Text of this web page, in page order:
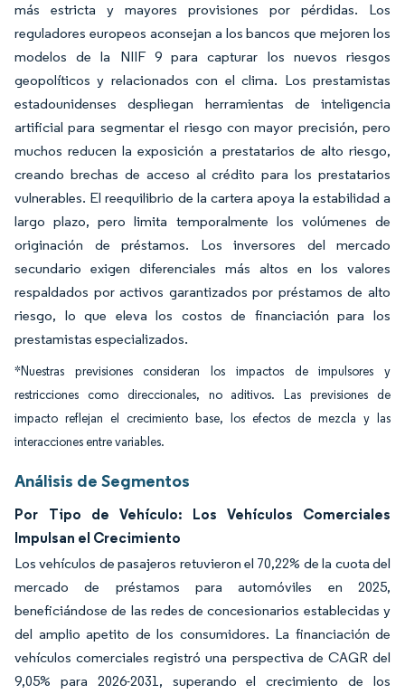
más estricta y mayores provisiones por pérdidas. Los
reguladores europeos aconsejan a los bancos que mejoren los
modelos de la NIIF 9 para capturar los nuevos riesgos
geopolíticos y relacionados con el clima. Los prestamistas
estadounidenses despliegan herramientas de inteligencia
artificial para segmentar el riesgo con mayor precisión, pero
muchos reducen la exposición a prestatarios de alto riesgo,
creando brechas de acceso al crédito para los prestatarios
vulnerables. El reequilibrio de la cartera apoya la estabilidad a
largo plazo, pero limita temporalmente los volúmenes de
originación de préstamos. Los inversores del mercado
secundario exigen diferenciales más altos en los valores
respaldados por activos garantizados por préstamos de alto
riesgo, lo que eleva los costos de financiación para los
prestamistas especializados.
*Nuestras previsiones consideran los impactos de impulsores y
restricciones como direccionales, no aditivos. Las previsiones de
impacto reflejan el crecimiento base, los efectos de mezcla y las
interacciones entre variables.
Análisis de Segmentos
Por Tipo de Vehículo: Los Vehículos Comerciales
Impulsan el Crecimiento
Los vehículos de pasajeros retuvieron el 70,22% de la cuota del
mercado de préstamos para automóviles en 2025,
beneficiándose de las redes de concesionarios establecidas y
del amplio apetito de los consumidores. La financiación de
vehículos comerciales registró una perspectiva de CAGR del
9,05% para 2026-2031, superando el crecimiento de los